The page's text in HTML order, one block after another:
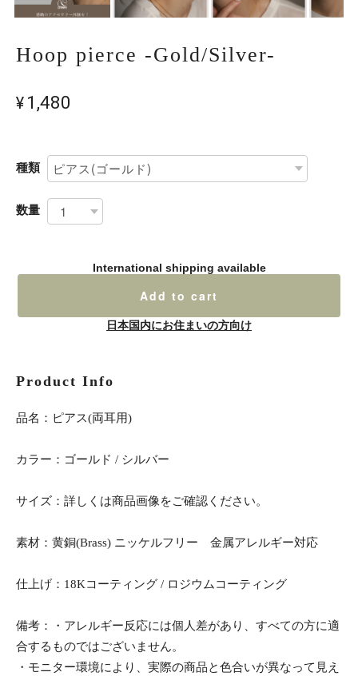
Hoop pierce -Gold/Silver-
¥1,480
種類
数量
International shipping available
Add to cart
日本国内にお住まいの方向け
Product Info
品名：ピアス(両耳用)
カラー：ゴールド / シルバー
サイズ：詳しくは商品画像をご確認ください。
素材：黄銅(Brass) ニッケルフリー 金属アレルギー対応
仕上げ：18Kコーティング / ロジウムコーティング
備考：・アレルギー反応には個人差があり、すべての方に適
合するものではございません。
・モニター環境により、実際の商品と色合いが異なって見え